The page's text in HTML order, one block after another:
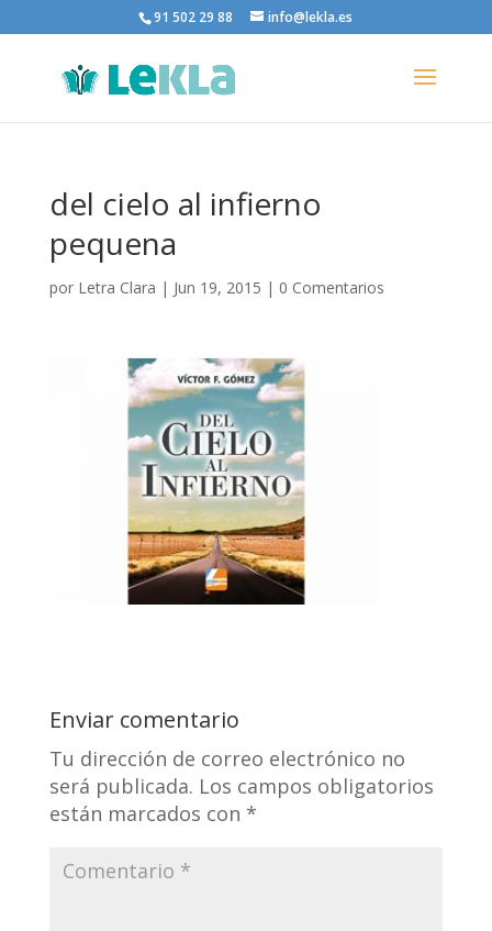
91 502 29 88 info@lekla.es
del cielo al infierno
pequena
por Letra Clara | Jun 19, 2015 | 0 Comentarios
Enviar comentario
Tu dirección de correo electrónico no
será publicada. Los campos obligatorios
están marcados con *